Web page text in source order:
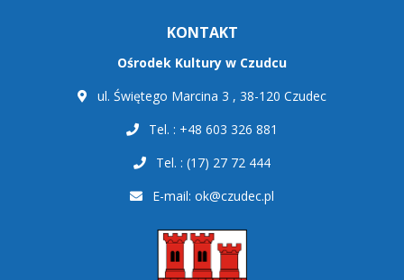
KONTAKT
Ośrodek Kultury w Czudcu
ul. Świętego Marcina 3 , 38-120 Czudec
Tel. : +48 603 326 881
Tel. : (17) 27 72 444
E-mail: ok@czudec.pl